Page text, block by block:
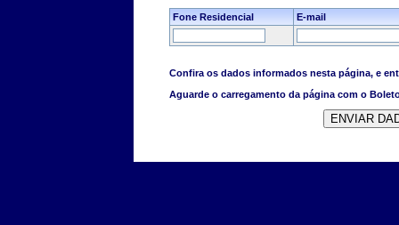
Fone Residencial E-mail
Confira os dados informados nesta página, e
Aguarde o carregamento da página com o